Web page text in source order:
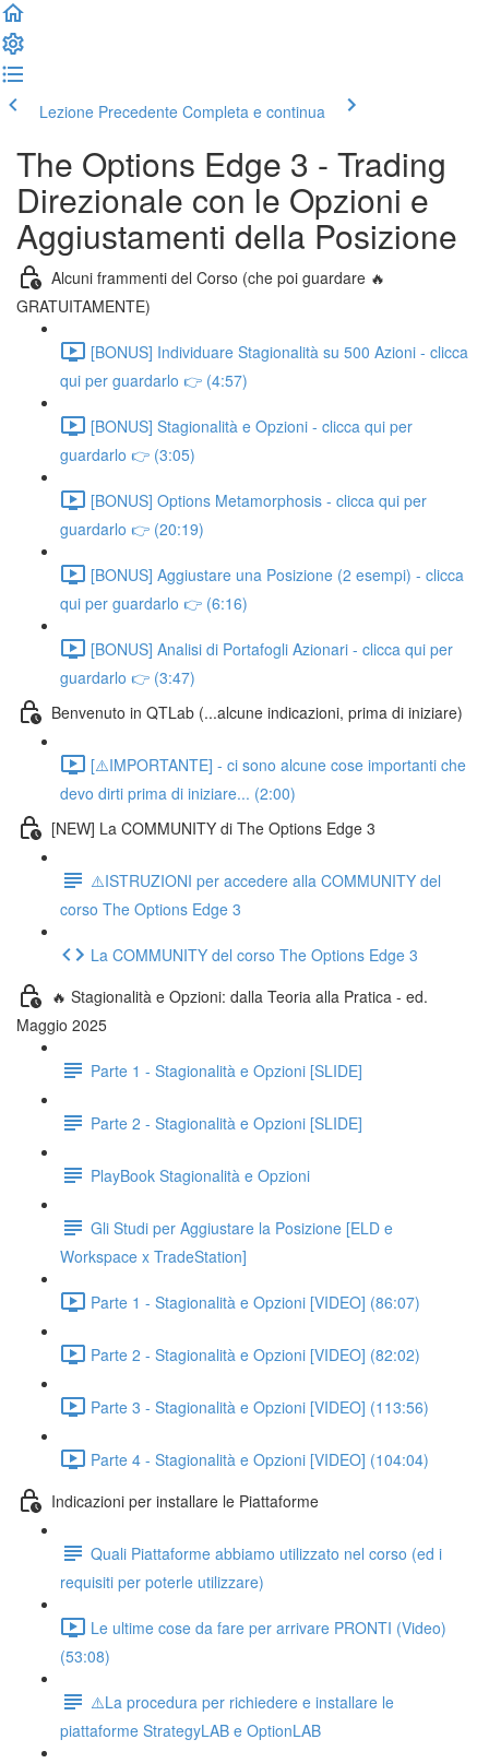
Lezione Precedente Completa e continua
The Options Edge 3 - Trading
Direzionale con le Opzioni e
Aggiustamenti della Posizione
Alcuni frammenti del Corso (che poi guardare 🔥
GRATUITAMENTE)
[BONUS] Individuare Stagionalità su 500 Azioni - clicca
qui per guardarlo 👉 (4:57)
[BONUS] Stagionalità e Opzioni - clicca qui per
guardarlo 👉 (3:05)
[BONUS] Options Metamorphosis - clicca qui per
guardarlo 👉 (20:19)
[BONUS] Aggiustare una Posizione (2 esempi) - clicca
qui per guardarlo 👉 (6:16)
[BONUS] Analisi di Portafogli Azionari - clicca qui per
guardarlo 👉 (3:47)
Benvenuto in QTLab (...alcune indicazioni, prima di iniziare)
[⚠️IMPORTANTE] - ci sono alcune cose importanti che
devo dirti prima di iniziare... (2:00)
[NEW] La COMMUNITY di The Options Edge 3
⚠️ISTRUZIONI per accedere alla COMMUNITY del
corso The Options Edge 3
La COMMUNITY del corso The Options Edge 3
🔥 Stagionalità e Opzioni: dalla Teoria alla Pratica - ed.
Maggio 2025
Parte 1 - Stagionalità e Opzioni [SLIDE]
Parte 2 - Stagionalità e Opzioni [SLIDE]
PlayBook Stagionalità e Opzioni
Gli Studi per Aggiustare la Posizione [ELD e
Workspace x TradeStation]
Parte 1 - Stagionalità e Opzioni [VIDEO] (86:07)
Parte 2 - Stagionalità e Opzioni [VIDEO] (82:02)
Parte 3 - Stagionalità e Opzioni [VIDEO] (113:56)
Parte 4 - Stagionalità e Opzioni [VIDEO] (104:04)
Indicazioni per installare le Piattaforme
Quali Piattaforme abbiamo utilizzato nel corso (ed i
requisiti per poterle utilizzare)
Le ultime cose da fare per arrivare PRONTI (Video)
(53:08)
⚠️La procedura per richiedere e installare le
piattaforme StrategyLAB e OptionLAB